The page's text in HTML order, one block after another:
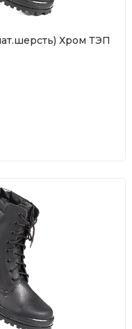
Хром ТЭП